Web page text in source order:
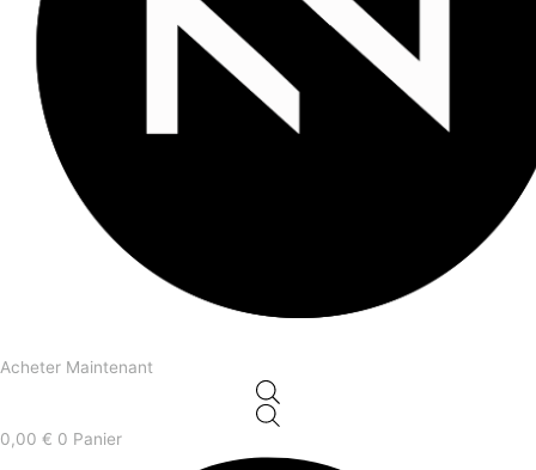
Acheter Maintenant
0,00 € 0 Panier